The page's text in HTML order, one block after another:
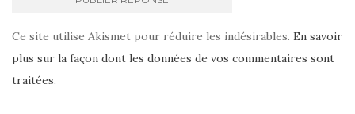
Ce site utilise Akismet pour réduire les indésirables. En savoir
plus sur la façon dont les données de vos commentaires sont
traitées.